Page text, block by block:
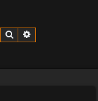
Suche